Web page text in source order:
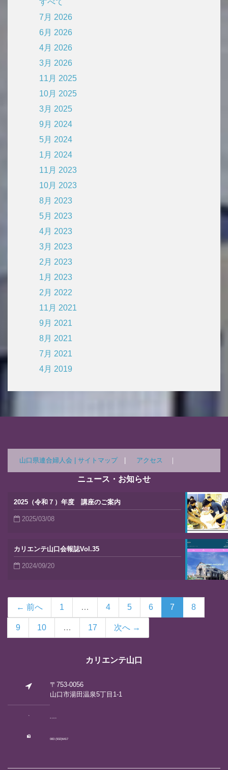
すべて
7月 2026
6月 2026
4月 2026
3月 2026
11月 2025
10月 2025
3月 2025
9月 2024
5月 2024
1月 2024
11月 2023
10月 2023
8月 2023
5月 2023
4月 2023
3月 2023
2月 2023
1月 2023
2月 2022
11月 2021
9月 2021
8月 2021
7月 2021
4月 2019
山口県連合婦人会 | サイトマップ| アクセス
ニュース・お知らせ
2025（令和７）年度 講座のご案内
2025/03/08
カリエンテ山口会報誌Vol.35
2024/09/20
← 前へ 1 … 4 5 6 7 8
9 10 … 17 次へ →
カリエンテ山口
〒753-0056
山口市湯田温泉5丁目1-1
083 (932)6417